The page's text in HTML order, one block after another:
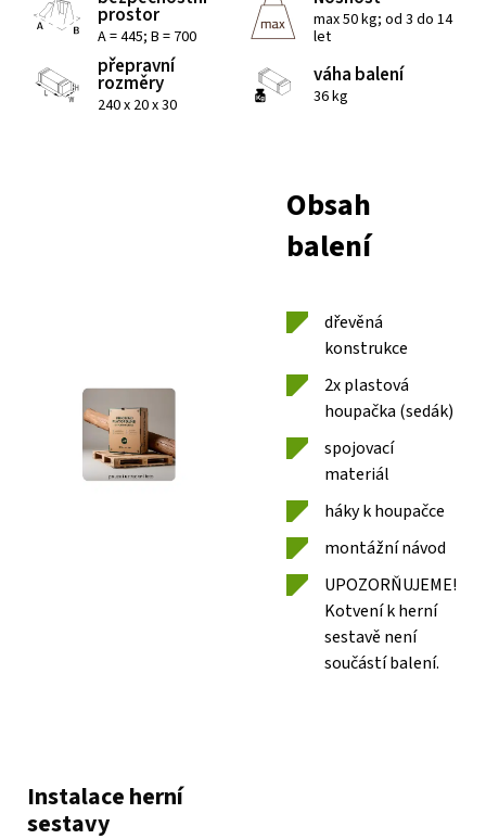
prostor
A = 445; B = 700
max 50 kg; od 3 do 14
let
přepravní
rozměry
240 x 20 x 30
váha balení
36 kg
Obsah
balení
dřevěná
konstrukce
2x plastová
houpačka (sedák)
spojovací
materiál
háky k houpačce
montážní návod
UPOZORŇUJEME!
Kotvení k herní
sestavě není
součástí balení.
Instalace herní
sestavy